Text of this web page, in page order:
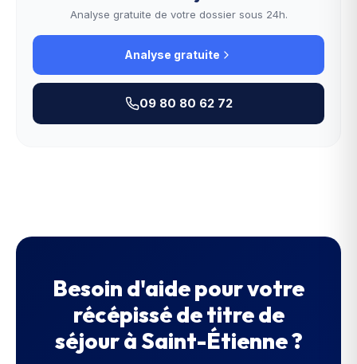
Analyse gratuite de votre dossier sous 24h.
Analyse gratuite
09 80 80 62 72
Besoin d'aide pour votre
récépissé de titre de
séjouràSaint-Étienne?